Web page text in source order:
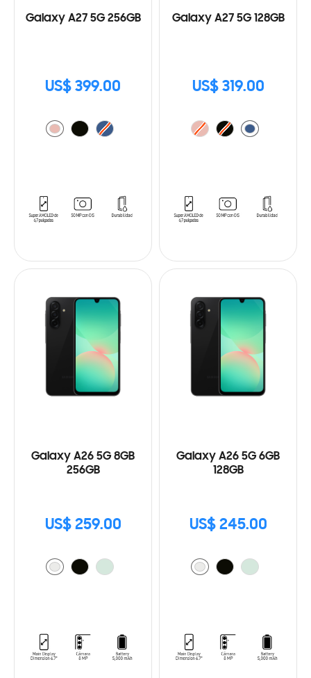
Galaxy A27 5G 256GB
US$ 399.00
Galaxy A27 5G 128GB
US$ 319.00
Galaxy A26 5G 8GB
256GB
US$ 259.00
Galaxy A26 5G 6GB
128GB
US$ 245.00